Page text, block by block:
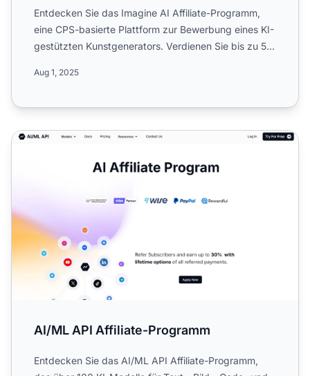
Entdecken Sie das Imagine AI Affiliate-Programm,
eine CPS-basierte Plattform zur Bewerbung eines KI-
gestützten Kunstgenerators. Verdienen Sie bis zu 50
Aug 1, 2025
AI/ML API Affiliate-Programm
AI/ML API Affiliate-Programm
Entdecken Sie das AI/ML API Affiliate-Programm,